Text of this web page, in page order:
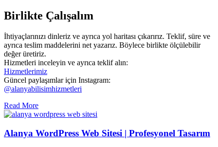
Birlikte Çalışalım
İhtiyaçlarınızı dinleriz ve ayrıca yol haritası çıkarırız. Teklif, süre ve
ayrıca teslim maddelerini net yazarız. Böylece birlikte ölçülebilir
değer üretiriz.
Hizmetleri inceleyin ve ayrıca teklif alın:
Hizmetlerimiz
Güncel paylaşımlar için Instagram:
@alanyabilisimhizmetleri
Read More
Alanya WordPress Web Sitesi | Profesyonel Tasarım